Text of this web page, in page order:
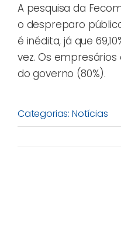
A pesquisa da
o despreparo
é inédita, já que
vez. Os
do governo (80%).
Categorias: Notícias